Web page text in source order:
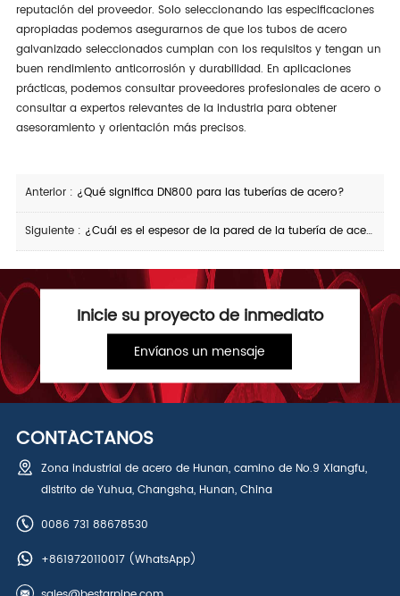
reputación del proveedor. Solo seleccionando las especificaciones
apropiadas podemos asegurarnos de que los tubos de acero
galvanizado seleccionados cumplan con los requisitos y tengan un
buen rendimiento anticorrosión y durabilidad. En aplicaciones
prácticas, podemos consultar proveedores profesionales de acero o
consultar a expertos relevantes de la industria para obtener
asesoramiento y orientación más precisos.
Anterior : ¿Qué significa DN800 para las tuberías de acero?
Siguiente : ¿Cuál es el espesor de la pared de la tubería de acero sin costura 50
Inicie su proyecto de inmediato
Envíanos un mensaje
CONTÁCTANOS
Zona industrial de acero de Hunan, camino de No.9 Xiangfu,
distrito de Yuhua, Changsha, Hunan, China
0086 731 88678530
+8619720110017(WhatsApp)